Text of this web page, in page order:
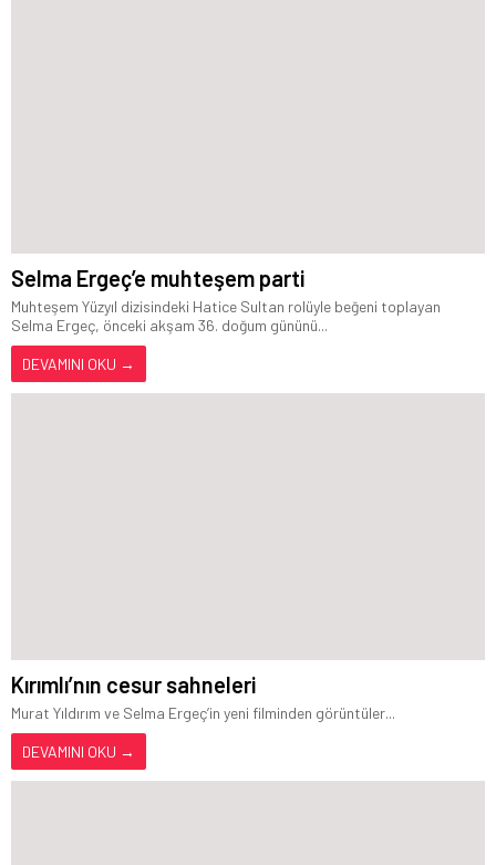
Selma Ergeç’e muhteşem parti
Muhteşem Yüzyıl dizisindeki Hatice Sultan rolüyle beğeni toplayan
Selma Ergeç, önceki akşam 36. doğum gününü...
DEVAMINI OKU →
Kırımlı’nın cesur sahneleri
Murat Yıldırım ve Selma Ergeç’in yeni filminden görüntüler...
DEVAMINI OKU →